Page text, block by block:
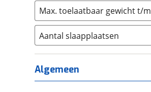
Max. toelaatbaar gewicht t/m
Aantal slaapplaatsen
1 (0)
2 (1)
3 (0)
Algemeen